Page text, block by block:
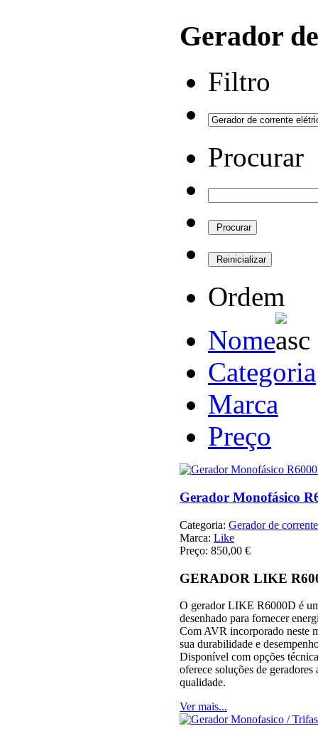
Gerador
Filtro
Procurar
Ordem
Nome
Categoria
Marca
Preço
Gerador Monofásico
Categoria: Gerador de
Marca: Like
Preço: 850,00 €
GERADOR LIKE
O gerador LIKE R6000D é
desenhado para fornecer
Com AVR incorporado neste
sua durabilidade e
Disponível com opções
oferece soluções de geradores
qualidade.
Ver mais...